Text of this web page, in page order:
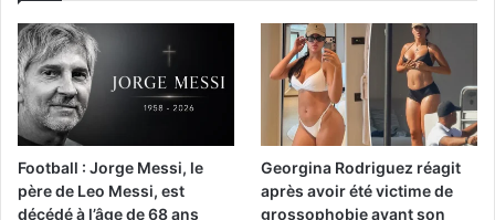
Football : Jorge Messi, le
père de Leo Messi, est
décédé à l’âge de 68 ans
Georgina Rodriguez réagit
après avoir été victime de
grossophobie avant son